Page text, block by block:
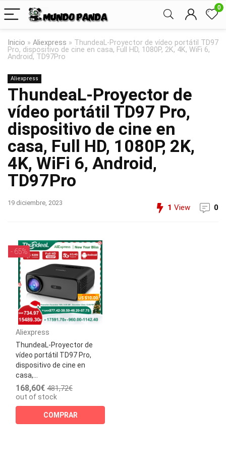
0
Inicio » Aliexpress » ThundeaL-Proyector de vídeo portátil TD97
Pro, dispositivo de cine en casa, Full HD, 1080P, 2K, 4K, WiFi 6,
Android, TD97Pro
Aliexpress
ThundeaL-Proyector de
vídeo portátil TD97 Pro,
dispositivo de cine en
casa, Full HD, 1080P, 2K,
4K, WiFi 6, Android,
TD97Pro
19 diciembre, 2023
1 View 0
- 65%
Aliexpress
ThundeaL-Proyector de
vídeo portátil TD97 Pro,
dispositivo de cine en
casa,...
168,60€ 481,72€
out of stock
COMPRAR